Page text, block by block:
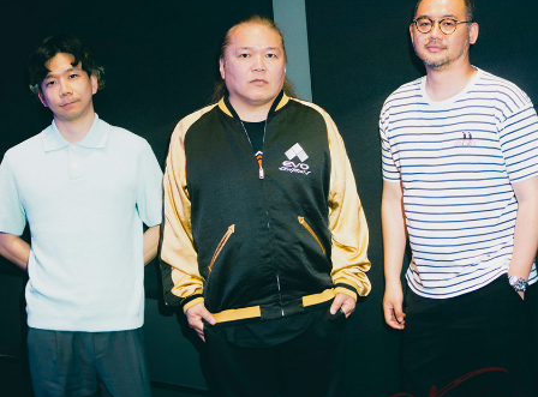
About
#エンタメ業界のちょっといい話
#サステナブルな取り組み #スタッフが語る